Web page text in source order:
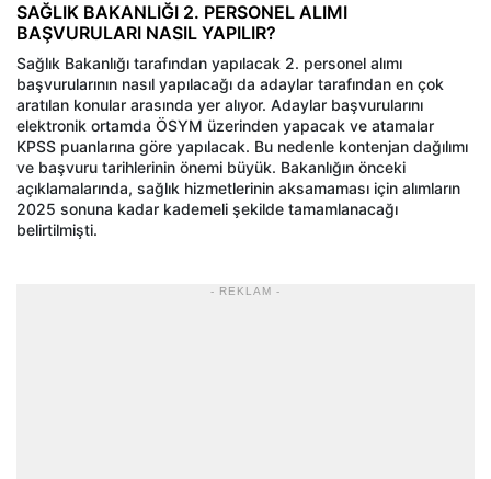
SAĞLIK BAKANLIĞI 2. PERSONEL ALIMI
BAŞVURULARI NASIL YAPILIR?
Sağlık Bakanlığı tarafından yapılacak 2. personel alımı
başvurularının nasıl yapılacağı da adaylar tarafından en çok
aratılan konular arasında yer alıyor. Adaylar başvurularını
elektronik ortamda ÖSYM üzerinden yapacak ve atamalar
KPSS puanlarına göre yapılacak. Bu nedenle kontenjan dağılımı
ve başvuru tarihlerinin önemi büyük. Bakanlığın önceki
açıklamalarında, sağlık hizmetlerinin aksamaması için alımların
2025 sonuna kadar kademeli şekilde tamamlanacağı
belirtilmişti.
- REKLAM -